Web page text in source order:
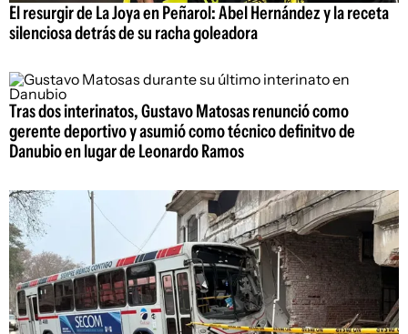
El resurgir de La Joya en Peñarol: Abel Hernández y la receta
silenciosa detrás de su racha goleadora
Tras dos interinatos, Gustavo Matosas renunció como
gerente deportivo y asumió como técnico definitvo de
Danubio en lugar de Leonardo Ramos